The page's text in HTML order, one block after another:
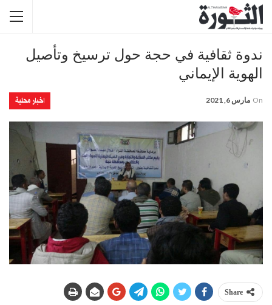
ندوة ثقافية في حجة حول ترسيخ وتأصيل
الهوية الإيماني
اخبار محلية On مارس 6, 2021
Share